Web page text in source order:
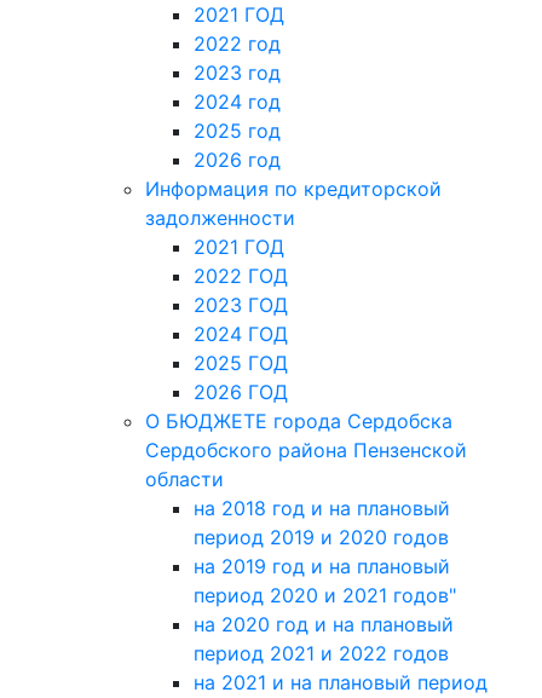
2021 ГОД
2022 год
2023 год
2024 год
2025 год
2026 год
Информация по кредиторской
задолженности
2021 ГОД
2022 ГОД
2023 ГОД
2024 ГОД
2025 ГОД
2026 ГОД
О БЮДЖЕТЕ города Сердобска
Сердобского района Пензенской
области
на 2018 год и на плановый
период 2019 и 2020 годов
на 2019 год и на плановый
период 2020 и 2021 годов"
на 2020 год и на плановый
период 2021 и 2022 годов
на 2021 и на плановый период